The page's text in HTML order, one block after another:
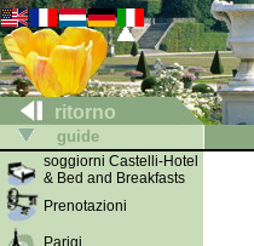
ritorno
guide
soggiorni Castelli-Hotel
& Bed and Breakfasts
Prenotazioni
Parigi